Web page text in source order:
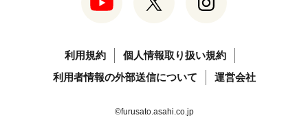
利用規約
個人情報取り扱い規約
利用者情報の外部送信について
運営会社
©furusato.asahi.co.jp